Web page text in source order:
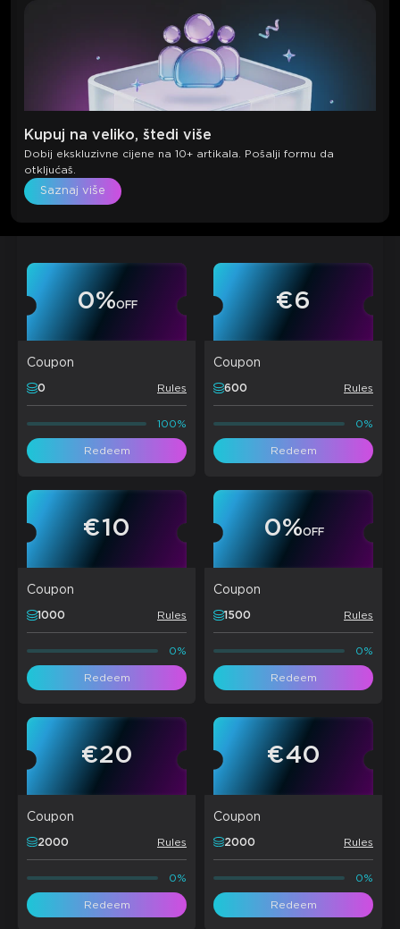
Kupuj na veliko, štedi više
Dobij ekskluzivne cijene na 10+ artikala. Pošalji formu da
otkljućaš.
Saznaj više
0%OFF
Coupon
0 Rules
100%
Redeem
€6
Coupon
600 Rules
0%
Redeem
€10
Coupon
1000 Rules
0%
Redeem
0%OFF
Coupon
1500 Rules
0%
Redeem
€20
Coupon
2000 Rules
0%
Redeem
€40
Coupon
2000 Rules
0%
Redeem